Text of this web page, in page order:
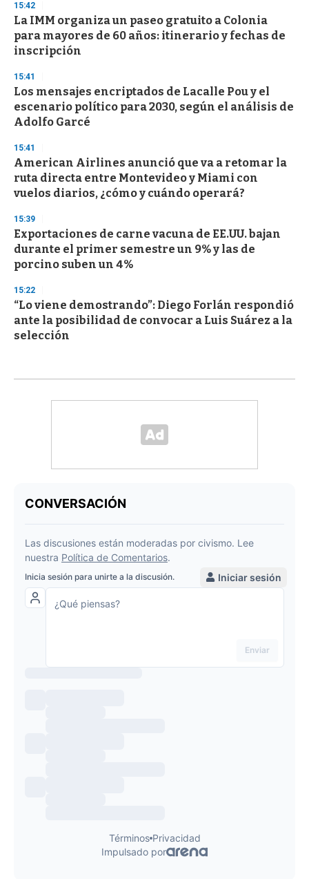
15:42
La IMM organiza un paseo gratuito a Colonia
para mayores de 60 años: itinerario y fechas de
inscripción
15:41
Los mensajes encriptados de Lacalle Pou y el
escenario político para 2030, según el análisis de
Adolfo Garcé
15:41
American Airlines anunció que va a retomar la
ruta directa entre Montevideo y Miami con
vuelos diarios, ¿cómo y cuándo operará?
15:39
Exportaciones de carne vacuna de EE.UU. bajan
durante el primer semestre un 9% y las de
porcino suben un 4%
15:22
“Lo viene demostrando”: Diego Forlán respondió
ante la posibilidad de convocar a Luis Suárez a la
selección